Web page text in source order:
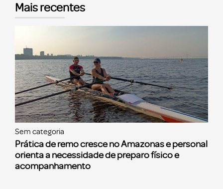
Mais recentes
Sem categoria
Prática de remo cresce no Amazonas e personal
orienta a necessidade de preparo físico e
acompanhamento